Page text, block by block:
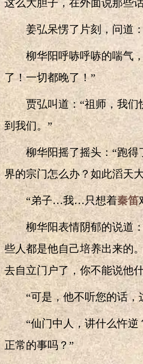
这么大胆子，在外面说那些
姜弘呆愣了片刻，问道：
柳华阳呼哧呼哧的喘气，
了！一切都晚了！”
贾弘叫道：“祖师，我们快
到我们。”
柳华阳摇了摇头：“跑得了
界的宗门怎么办？如此滔天
“弟子…我…只想着秦笛
柳华阳表情阴郁的说道
些人都是他自己培养出来的
去自立门户了，你不能说他
“可是，他不听您的话，
“仙门中人，讲什么忤逆
正常的事吗？”